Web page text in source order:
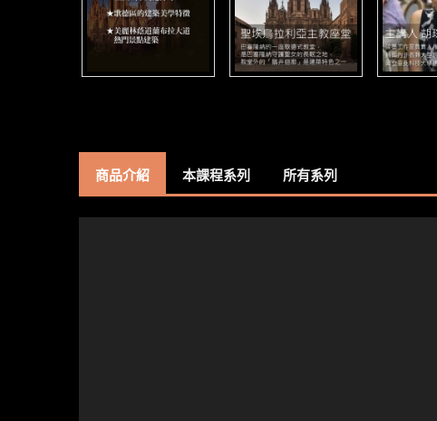
商品介紹 本課程系列 所有系列